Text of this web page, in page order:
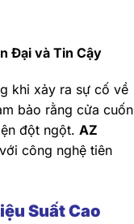
Đại và Tin Cậy
khi xảy ra sự cố về
bảo rằng cửa cuốn
đột ngột. AZ
với công nghệ tiên
Suất Cao